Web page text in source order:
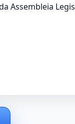
Assembleia